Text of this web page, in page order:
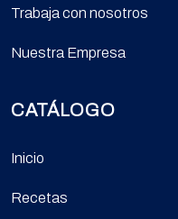
Trabaja con nosotros
Nuestra Empresa
CATÁLOGO
Inicio
Recetas